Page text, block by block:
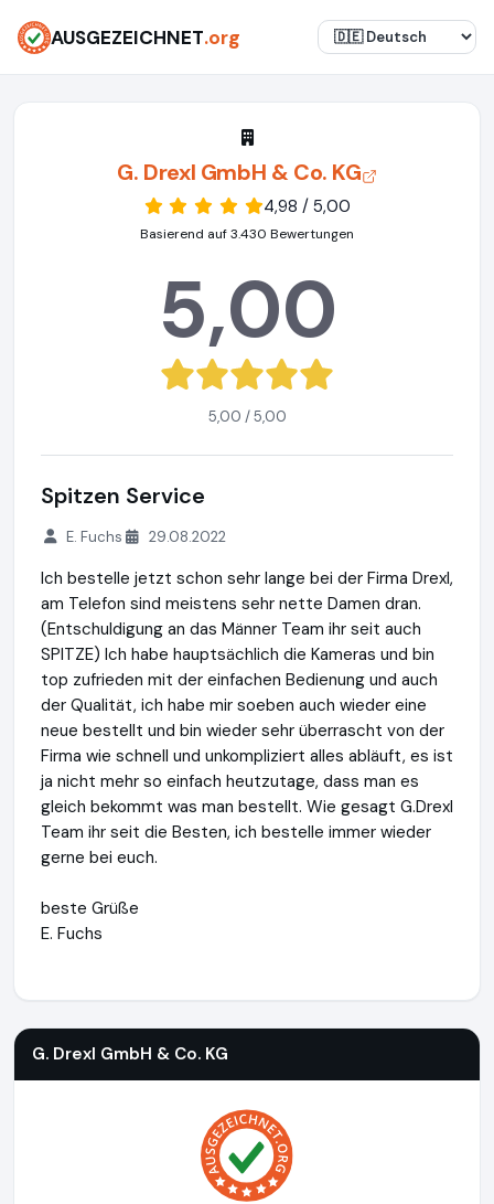
AUSGEZEICHNET.org
G. Drexl GmbH & Co. KG
4,98 / 5,00
Basierend auf 3.430 Bewertungen
5,00
5,00 / 5,00
Spitzen Service
E. Fuchs 29.08.2022
Ich bestelle jetzt schon sehr lange bei der Firma Drexl,
am Telefon sind meistens sehr nette Damen dran.
(Entschuldigung an das Männer Team ihr seit auch
SPITZE) Ich habe hauptsächlich die Kameras und bin
top zufrieden mit der einfachen Bedienung und auch
der Qualität, ich habe mir soeben auch wieder eine
neue bestellt und bin wieder sehr überrascht von der
Firma wie schnell und unkompliziert alles abläuft, es ist
ja nicht mehr so einfach heutzutage, dass man es
gleich bekommt was man bestellt. Wie gesagt G.Drexl
Team ihr seit die Besten, ich bestelle immer wieder
gerne bei euch.
beste Grüße
E. Fuchs
G. Drexl GmbH & Co. KG